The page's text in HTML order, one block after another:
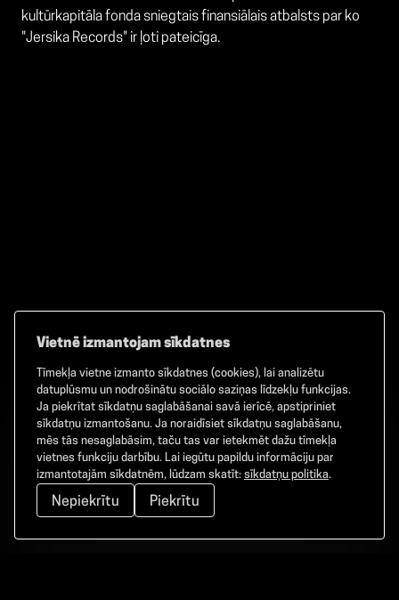
kultūrkapitāla fonda sniegtais finansiālais atbalsts par ko
"Jersika Records" ir ļoti pateicīga.
Facebook TikTok Instagram
©2026GAMMA. Visas tiesības aizsargātas.
Vietnē izmantojam sīkdatnes
Tīmekļa vietne izmanto sīkdatnes (cookies), lai analizētu
datuplūsmu un nodrošinātu sociālo saziņas līdzekļu funkcijas.
Ja piekrītat sīkdatņu saglabāšanai savā ierīcē, apstipriniet
sīkdatņu izmantošanu. Ja noraidīsiet sīkdatņu saglabāšanu,
mēs tās nesaglabāsim, taču tas var ietekmēt dažu tīmekļa
vietnes funkciju darbību. Lai iegūtu papildu informāciju par
izmantotajām sīkdatnēm, lūdzam skatīt: sīkdatņu politika.
Nepiekrītu Piekrītu